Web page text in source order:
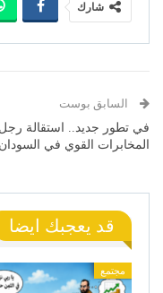
شارك
السابق بوست
في تطور جديد.. استقالة رجل
المخابرات القوي في السودان
قد يعجبك ايضا
مجتمع